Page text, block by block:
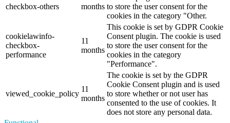
checkbox-others
months to store the user consent for the
cookies in the category "Other.
cookielawinfo-
checkbox-
performance
11
months
This cookie is set by GDPR Cookie
Consent plugin. The cookie is used
to store the user consent for the
cookies in the category
"Performance".
viewed_cookie_policy
11
months
The cookie is set by the GDPR
Cookie Consent plugin and is used
to store whether or not user has
consented to the use of cookies. It
does not store any personal data.